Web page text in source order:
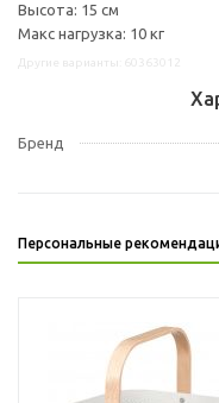
Высота: 15 см
Макс нагрузка: 10 кг
Бренд
Персональные